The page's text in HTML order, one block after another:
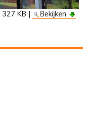
327 KB |
Bekijken